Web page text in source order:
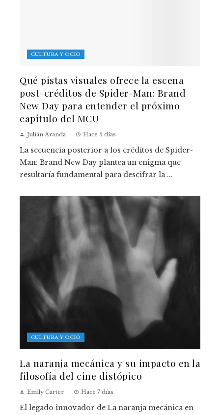
CULTURA Y OCIO
Qué pistas visuales ofrece la escena
post-créditos de Spider-Man: Brand
New Day para entender el próximo
capítulo del MCU
Julián Aranda Hace 5 días
La secuencia posterior a los créditos de Spider-
Man: Brand New Day plantea un enigma que
resultaría fundamental para descifrar la ...
CULTURA Y OCIO
La naranja mecánica y su impacto en la
filosofía del cine distópico
Emily Carter Hace 7 días
El legado innovador de La naranja mecánica en